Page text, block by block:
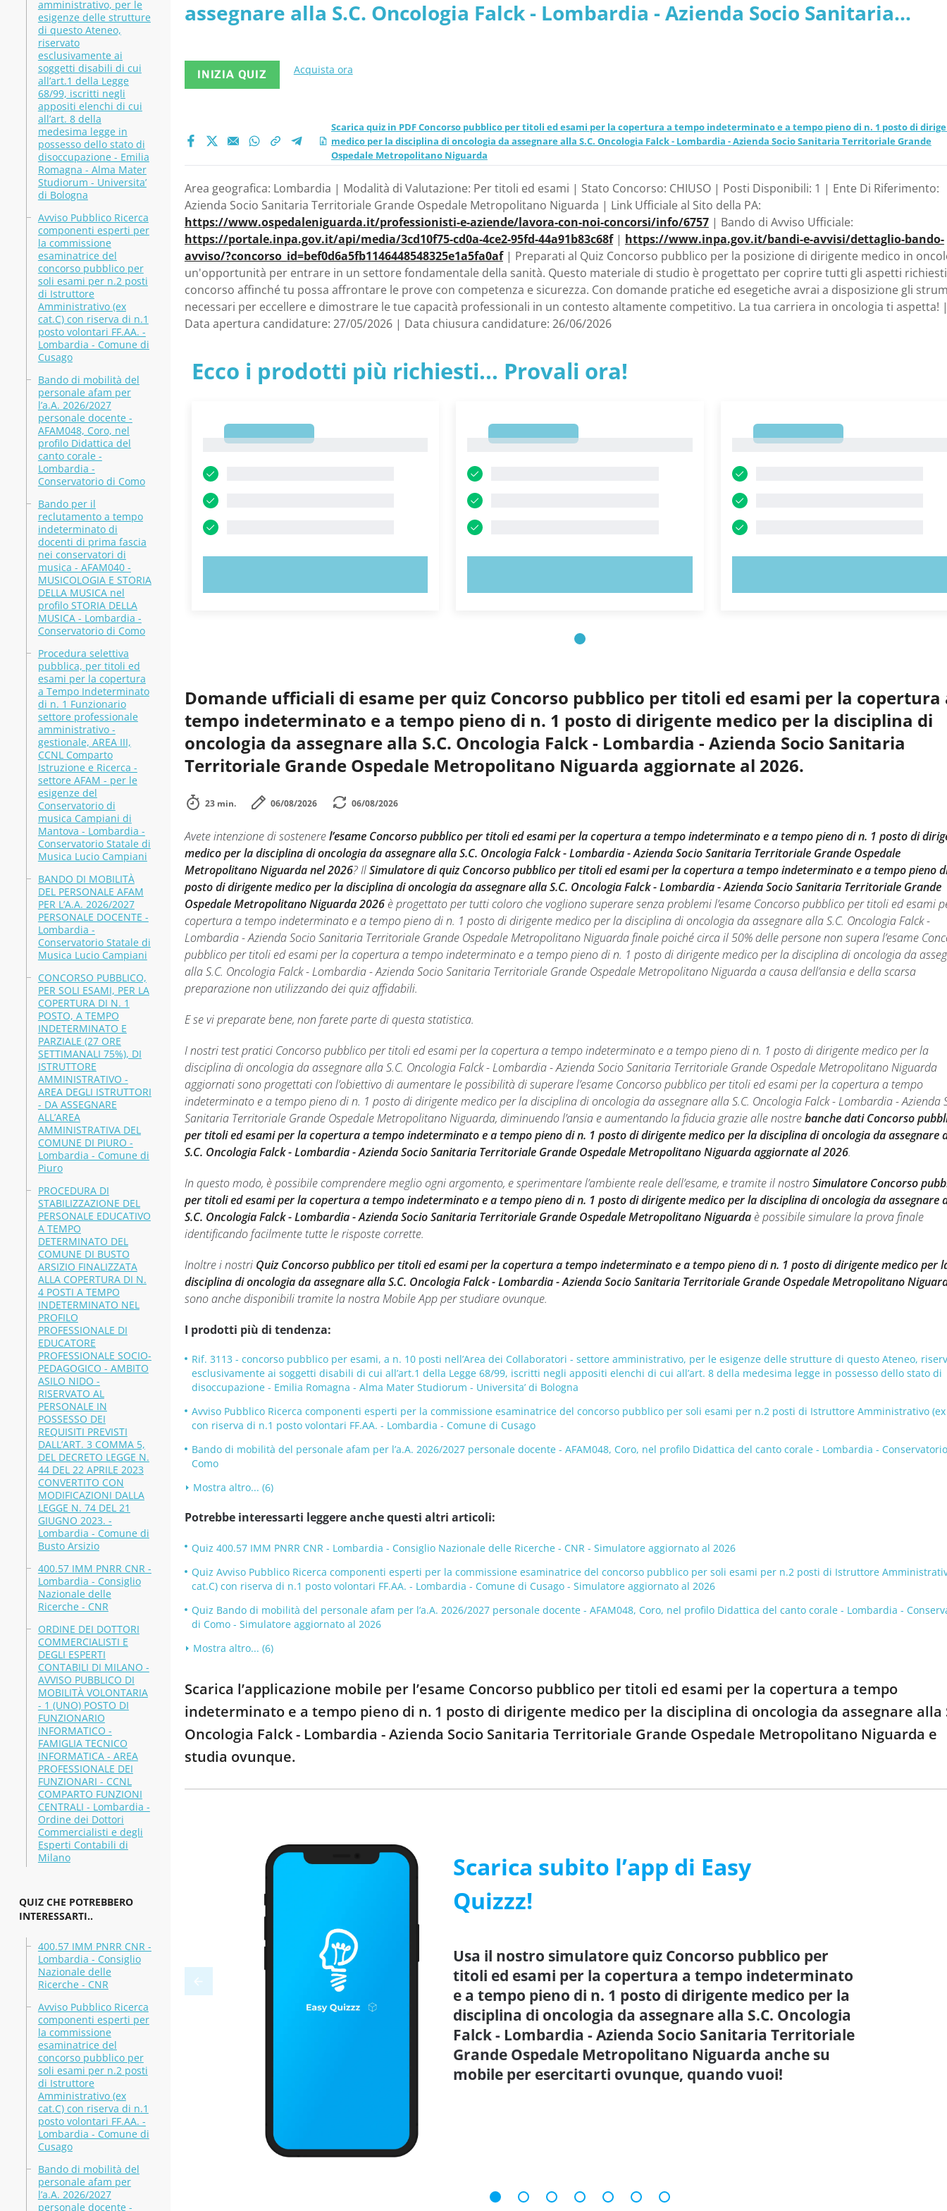
amministrativo, per le
esigenze delle strutture
di questo Ateneo,
riservato
esclusivamente ai
soggetti disabili di cui
all’art.1 della Legge
68/99, iscritti negli
appositi elenchi di cui
all’art. 8 della
medesima legge in
possesso dello stato di
disoccupazione - Emilia
Romagna - Alma Mater
Studiorum - Universita’
di Bologna
Avviso Pubblico Ricerca
componenti esperti per
la commissione
esaminatrice del
concorso pubblico per
soli esami per n.2 posti
di Istruttore
Amministrativo (ex
cat.C) con riserva di n.1
posto volontari FF.AA. -
Lombardia - Comune di
Cusago
Bando di mobilità del
personale afam per
l’a.A. 2026/2027
personale docente -
AFAM048, Coro, nel
profilo Didattica del
canto corale -
Lombardia -
Conservatorio di Como
Bando per il
reclutamento a tempo
indeterminato di
docenti di prima fascia
nei conservatori di
musica - AFAM040 -
MUSICOLOGIA E STORIA
DELLA MUSICA nel
profilo STORIA DELLA
MUSICA - Lombardia -
Conservatorio di Como
Procedura selettiva
pubblica, per titoli ed
esami per la copertura
a Tempo Indeterminato
di n. 1 Funzionario
settore professionale
amministrativo -
gestionale, AREA III,
CCNL Comparto
Istruzione e Ricerca -
settore AFAM - per le
esigenze del
Conservatorio di
musica Campiani di
Mantova - Lombardia -
Conservatorio Statale di
Musica Lucio Campiani
BANDO DI MOBILITÀ
DEL PERSONALE AFAM
PER L’A.A. 2026/2027
PERSONALE DOCENTE -
Lombardia -
Conservatorio Statale di
Musica Lucio Campiani
CONCORSO PUBBLICO,
PER SOLI ESAMI, PER LA
COPERTURA DI N. 1
POSTO, A TEMPO
INDETERMINATO E
PARZIALE (27 ORE
SETTIMANALI 75%), DI
ISTRUTTORE
AMMINISTRATIVO -
AREA DEGLI ISTRUTTORI
- DA ASSEGNARE
ALL’AREA
AMMINISTRATIVA DEL
COMUNE DI PIURO -
Lombardia - Comune di
Piuro
PROCEDURA DI
STABILIZZAZIONE DEL
PERSONALE EDUCATIVO
A TEMPO
DETERMINATO DEL
COMUNE DI BUSTO
ARSIZIO FINALIZZATA
ALLA COPERTURA DI N.
4 POSTI A TEMPO
INDETERMINATO NEL
PROFILO
PROFESSIONALE DI
EDUCATORE
PROFESSIONALE SOCIO-
PEDAGOGICO - AMBITO
ASILO NIDO -
RISERVATO AL
PERSONALE IN
POSSESSO DEI
REQUISITI PREVISTI
DALL’ART. 3 COMMA 5,
DEL DECRETO LEGGE N.
44 DEL 22 APRILE 2023
CONVERTITO CON
MODIFICAZIONI DALLA
LEGGE N. 74 DEL 21
GIUGNO 2023. -
Lombardia - Comune di
Busto Arsizio
400.57 IMM PNRR CNR -
Lombardia - Consiglio
Nazionale delle
Ricerche - CNR
ORDINE DEI DOTTORI
COMMERCIALISTI E
DEGLI ESPERTI
CONTABILI DI MILANO -
AVVISO PUBBLICO DI
MOBILITÀ VOLONTARIA
- 1 (UNO) POSTO DI
FUNZIONARIO
INFORMATICO -
FAMIGLIA TECNICO
INFORMATICA - AREA
PROFESSIONALE DEI
FUNZIONARI - CCNL
COMPARTO FUNZIONI
CENTRALI - Lombardia -
Ordine dei Dottori
Commercialisti e degli
Esperti Contabili di
Milano
QUIZ CHE POTREBBERO
INTERESSARTI..
400.57 IMM PNRR CNR -
Lombardia - Consiglio
Nazionale delle
Ricerche - CNR
Avviso Pubblico Ricerca
componenti esperti per
la commissione
esaminatrice del
concorso pubblico per
soli esami per n.2 posti
di Istruttore
Amministrativo (ex
cat.C) con riserva di n.1
posto volontari FF.AA. -
Lombardia - Comune di
Cusago
Bando di mobilità del
personale afam per
l’a.A. 2026/2027
personale docente -
Ospedale Metropolitano Niguarda
assegnare alla S.C. Oncologia Falck - Lombardia - Azienda Socio Sanitaria
INIZIA QUIZ Acquista ora
Scarica quiz in PDF Concorso pubblico per titoli ed esami per la copertura a tempo indeterminato e a tempo pieno di n. 1 posto di
medico per la disciplina di oncologia da assegnare alla S.C. Oncologia Falck - Lombardia - Azienda Socio Sanitaria Territoriale Grande
Ospedale Metropolitano Niguarda
Area geografica: Lombardia | Modalità di Valutazione: Per titoli ed esami | Stato Concorso: CHIUSO | Posti Disponibili: 1 | Ente Di Riferimento:
Azienda Socio Sanitaria Territoriale Grande Ospedale Metropolitano Niguarda | Link Ufficiale al Sito della PA:
https://www.ospedaleniguarda.it/professionisti-e-aziende/lavora-con-noi-concorsi/info/6757| Bando di Avviso Ufficiale:
https://portale.inpa.gov.it/api/media/3cd10f75-cd0a-4ce2-95fd-44a91b83c68f| https://www.inpa.gov.it/bandi-e-avvisi/dettaglio-bando-
avviso/?concorso_id=bef0d6a5fb1146448548325e1a5fa0af| Preparati al Quiz Concorso pubblico per la posizione di dirigente medico in
un'opportunità per entrare in un settore fondamentale della sanità. Questo materiale di studio è progettato per coprire tutti gli aspetti
concorso affinché tu possa affrontare le prove con competenza e sicurezza. Con domande pratiche ed esegetiche avrai a disposizione gli
necessari per eccellere e dimostrare le tue capacità professionali in un contesto altamente competitivo. La tua carriera in oncologia ti aspetta!
Data apertura candidature: 27/05/2026 | Data chiusura candidature: 26/06/2026
Ecco i prodotti più richiesti... Provali ora!
Domande ufficiali di esame per quiz Concorso pubblico per titoli ed esami per la copertura
tempo indeterminato e a tempo pieno di n. 1 posto di dirigente medico per la disciplina di
oncologia da assegnare alla S.C. Oncologia Falck - Lombardia - Azienda Socio Sanitaria
Territoriale Grande Ospedale Metropolitano Niguarda aggiornate al 2026.
23 min. 06/08/2026 06/08/2026
Avete intenzione di sostenerel’esame Concorso pubblico per titoli ed esami per la copertura a tempo indeterminato e a tempo pieno di n. 1 posto di
medico per la disciplina di oncologia da assegnare alla S.C. Oncologia Falck - Lombardia - Azienda Socio Sanitaria Territoriale Grande Ospedale
Metropolitano Niguarda nel 2026? IlSimulatore di quiz Concorso pubblico per titoli ed esami per la copertura a tempo indeterminato e a tempo pieno
posto di dirigente medico per la disciplina di oncologia da assegnare alla S.C. Oncologia Falck - Lombardia - Azienda Socio Sanitaria Territoriale Grande
Ospedale Metropolitano Niguarda 2026è progettato per tutti coloro che vogliono superare senza problemi l’esame Concorso pubblico per titoli ed esami
copertura a tempo indeterminato e a tempo pieno di n. 1 posto di dirigente medico per la disciplina di oncologia da assegnare alla S.C. Oncologia Falck -
Lombardia - Azienda Socio Sanitaria Territoriale Grande Ospedale Metropolitano Niguarda finale poiché circa il 50% delle persone non supera l’esame
pubblico per titoli ed esami per la copertura a tempo indeterminato e a tempo pieno di n. 1 posto di dirigente medico per la disciplina di oncologia da
alla S.C. Oncologia Falck - Lombardia - Azienda Socio Sanitaria Territoriale Grande Ospedale Metropolitano Niguarda a causa dell’ansia e della scarsa
preparazione non utilizzando dei quiz affidabili.
E se vi preparate bene, non farete parte di questa statistica.
I nostri test pratici Concorso pubblico per titoli ed esami per la copertura a tempo indeterminato e a tempo pieno di n. 1 posto di dirigente medico per la
disciplina di oncologia da assegnare alla S.C. Oncologia Falck - Lombardia - Azienda Socio Sanitaria Territoriale Grande Ospedale Metropolitano Niguarda
aggiornati sono progettati con l’obiettivo di aumentare le possibilità di superare l’esame Concorso pubblico per titoli ed esami per la copertura a tempo
indeterminato e a tempo pieno di n. 1 posto di dirigente medico per la disciplina di oncologia da assegnare alla S.C. Oncologia Falck - Lombardia - Azienda
Sanitaria Territoriale Grande Ospedale Metropolitano Niguarda, diminuendo l’ansia e aumentando la fiducia grazie alle nostrebanche dati Concorso
per titoli ed esami per la copertura a tempo indeterminato e a tempo pieno di n. 1 posto di dirigente medico per la disciplina di oncologia da assegnare
S.C. Oncologia Falck - Lombardia - Azienda Socio Sanitaria Territoriale Grande Ospedale Metropolitano Niguarda aggiornate al 2026.
In questo modo, è possibile comprendere meglio ogni argomento, e sperimentare l’ambiente reale dell’esame, e tramite il nostroSimulatore Concorso
per titoli ed esami per la copertura a tempo indeterminato e a tempo pieno di n. 1 posto di dirigente medico per la disciplina di oncologia da assegnare
S.C. Oncologia Falck - Lombardia - Azienda Socio Sanitaria Territoriale Grande Ospedale Metropolitano Niguardaè possibile simulare la prova finale
identificando facilmente tutte le risposte corrette.
Inoltre i nostri Quiz Concorso pubblico per titoli ed esami per la copertura a tempo indeterminato e a tempo pieno di n. 1 posto di dirigente medico per
disciplina di oncologia da assegnare alla S.C. Oncologia Falck - Lombardia - Azienda Socio Sanitaria Territoriale Grande Ospedale Metropolitano
sono anche disponibili tramite la nostra Mobile App per studiare ovunque.
I prodotti più di tendenza:
Rif. 3113 - concorso pubblico per esami, a n. 10 posti nell’Area dei Collaboratori - settore amministrativo, per le esigenze delle strutture di questo Ateneo,
esclusivamente ai soggetti disabili di cui all’art.1 della Legge 68/99, iscritti negli appositi elenchi di cui all’art. 8 della medesima legge in possesso dello stato di
disoccupazione - Emilia Romagna - Alma Mater Studiorum - Universita’ di Bologna
Avviso Pubblico Ricerca componenti esperti per la commissione esaminatrice del concorso pubblico per soli esami per n.2 posti di Istruttore Amministrativo (ex
con riserva di n.1 posto volontari FF.AA. - Lombardia - Comune di Cusago
Bando di mobilità del personale afam per l’a.A. 2026/2027 personale docente - AFAM048, Coro, nel profilo Didattica del canto corale - Lombardia -
Como
Mostra altro... (6)
Potrebbe interessarti leggere anche questi altri articoli:
Quiz 400.57 IMM PNRR CNR - Lombardia - Consiglio Nazionale delle Ricerche - CNR - Simulatore aggiornato al 2026
Quiz Avviso Pubblico Ricerca componenti esperti per la commissione esaminatrice del concorso pubblico per soli esami per n.2 posti di Istruttore
cat.C) con riserva di n.1 posto volontari FF.AA. - Lombardia - Comune di Cusago - Simulatore aggiornato al 2026
Quiz Bando di mobilità del personale afam per l’a.A. 2026/2027 personale docente - AFAM048, Coro, nel profilo Didattica del canto corale - Lombardia -
di Como - Simulatore aggiornato al 2026
Mostra altro... (6)
Scarica l’applicazione mobile per l’esame Concorso pubblico per titoli ed esami per la copertura a tempo
indeterminato e a tempo pieno di n. 1 posto di dirigente medico per la disciplina di oncologia da assegnare alla
Oncologia Falck - Lombardia - Azienda Socio Sanitaria Territoriale Grande Ospedale Metropolitano Niguarda e
studia ovunque.
Scarica subito l’app di Easy
Quizzz!
Usa il nostro simulatore quiz Concorso pubblico per
titoli ed esami per la copertura a tempo indeterminato
e a tempo pieno di n. 1 posto di dirigente medico per la
disciplina di oncologia da assegnare alla S.C. Oncologia
Falck - Lombardia - Azienda Socio Sanitaria Territoriale
Grande Ospedale Metropolitano Niguarda anche su
mobile per esercitarti ovunque, quando vuoi!